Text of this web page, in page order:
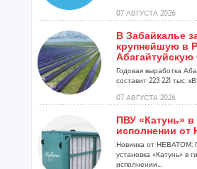
07 АВГУСТА 2026
В Забайкалье
крупнейшую в
Годовая выработка
составит 223 221 тыс.
07 АВГУСТА 2026
ПВУ «Катунь» в
исполнении
Новинка от НЕВАТОМ:
установка «Катунь» в
исполнении...